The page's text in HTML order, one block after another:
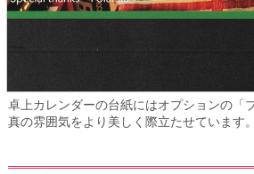
卓上カレンダーの台紙にはオプションの「
真の雰囲気をより美しく際立たせています。